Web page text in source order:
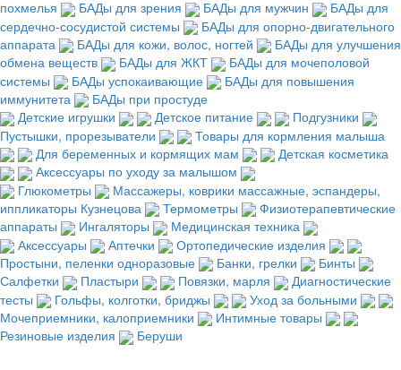
похмелья
БАДы для зрения БАДы для мужчин
БАДы для
сердечно-сосудистой системы
БАДы для опорно-двигательного
аппарата
БАДы для кожи, волос, ногтей
БАДы для улучшения
обмена веществ
БАДы для ЖКТ
БАДы для мочеполовой
системы
БАДы успокаивающие
БАДы для повышения
иммунитета
БАДы при простуде
Детские игрушки
Детское питание
Подгузники
Пустышки, прорезыватели
Товары для кормления малыша
Для беременных и кормящих мам
Детская косметика
Аксессуары по уходу за малышом
Глюкометры
Массажеры, коврики массажные, эспандеры,
иппликаторы Кузнецова
Термометры
Физиотерапевтические
аппараты
Ингаляторы
Медицинская техника
Аксессуары
Аптечки
Ортопедические изделия
Простыни, пеленки одноразовые
Банки, грелки
Бинты
Салфетки
Пластыри Повязки, марля
Диагностические
тесты
Гольфы, колготки, бриджы
Уход за больными
Мочеприемники, калоприемники
Интимные товары
Резиновые изделия
Беруши